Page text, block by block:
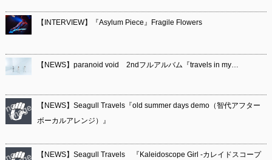
【INTERVIEW】『Asylum Piece』Fragile Flowers
【NEWS】paranoid void 2ndフルアルバム『travels in my…
【NEWS】Seagull Travels『old summer days demo（智代アフター
ボーカルアレンジ）』
【NEWS】Seagull Travels 『Kaleidoscope Girl -カレイドスコープ